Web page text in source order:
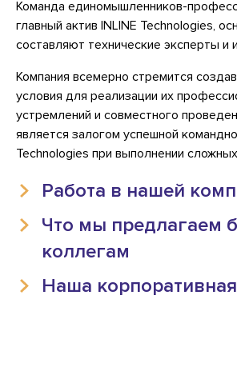
Команда единомышленников-
главный актив INLINE Technologies,
составляют технические эксперты и
Компания всемерно стремится
условия для реализации их
устремлений и совместного
является залогом успешной
Technologies при выполнении
Работа в нашей
Что мы предлагаем
коллегам
Наша